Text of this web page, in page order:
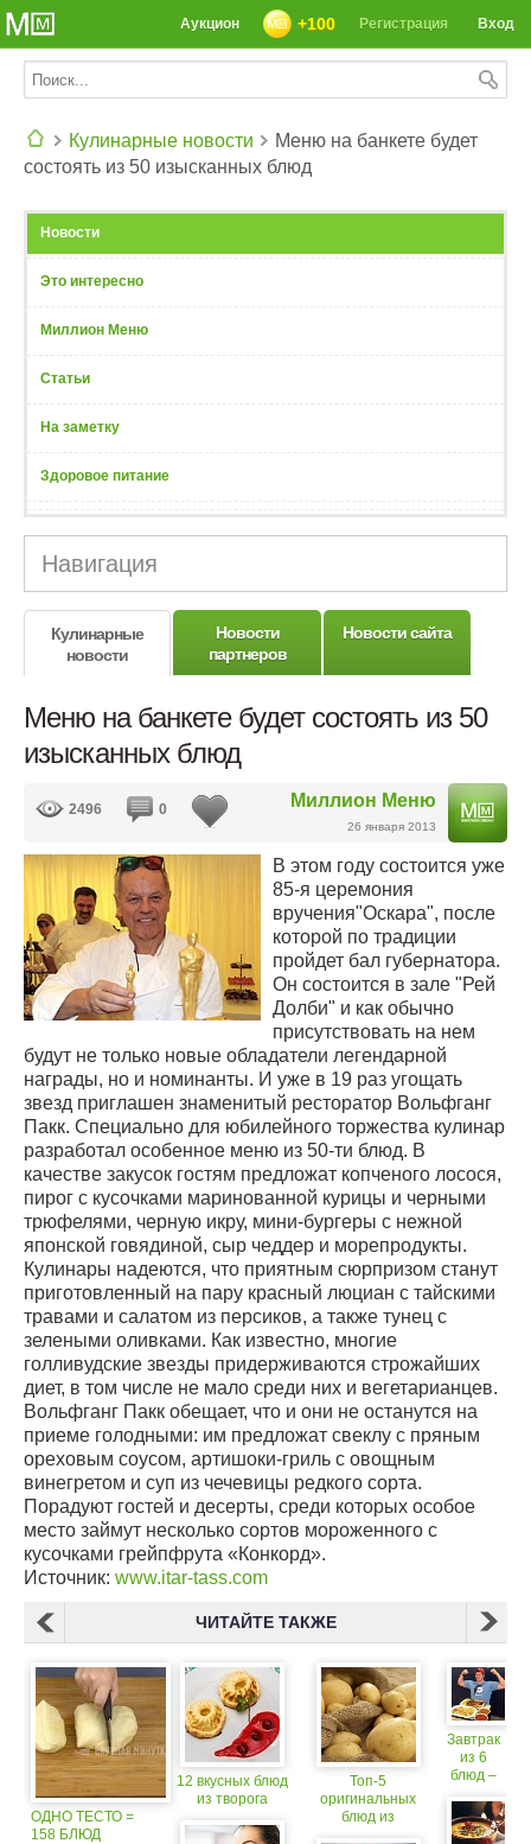
Вход
Регистрация
+100
Аукцион
Кулинарные новости
Меню на банкете будет
состоять из 50 изысканных блюд
Новости
Это интересно
Миллион Меню
Статьи
На заметку
Здоровое питание
Навигация
Кулинарные
новости
Новости
партнеров
Новости сайта
Меню на банкете будет состоять из 50
изысканных блюд
Миллион Меню
26 января 2013
2496 0
В этом году состоится уже
85-я церемония
вручения"Оскара", после
которой по традиции
пройдет бал губернатора.
Он состоится в зале "Рей
Долби" и как обычно
присутствовать на нем
будут не только новые обладатели легендарной
награды, но и номинанты. И уже в 19 раз угощать
звезд приглашен знаменитый ресторатор Вольфганг
Пакк. Специально для юбилейного торжества кулинар
разработал особенное меню из 50-ти блюд. В
качестве закусок гостям предложат копченого лосося,
пирог с кусочками маринованной курицы и черными
трюфелями, черную икру, мини-бургеры с нежной
японской говядиной, сыр чеддер и морепродукты.
Кулинары надеются, что приятным сюрпризом станут
приготовленный на пару красный люциан с тайскими
травами и салатом из персиков, а также тунец с
зелеными оливками. Как известно, многие
голливудские звезды придерживаются строжайших
диет, в том числе не мало среди них и вегетарианцев.
Вольфганг Пакк обещает, что и они не останутся на
приеме голодными: им предложат свеклу с пряным
ореховым соусом, артишоки-гриль с овощным
винегретом и суп из чечевицы редкого сорта.
Порадуют гостей и десерты, среди которых особое
место займут несколько сортов мороженного с
кусочками грейпфрута «Конкорд».
Источник: www.itar-tass.com
ЧИТАЙТЕ ТАКЖЕ
ОДНО ТЕСТО =
158 БЛЮД
12 вкусных блюд
из творога
Топ-5
оригинальных
блюд из
Завтрак
из 6
блюд –
минут